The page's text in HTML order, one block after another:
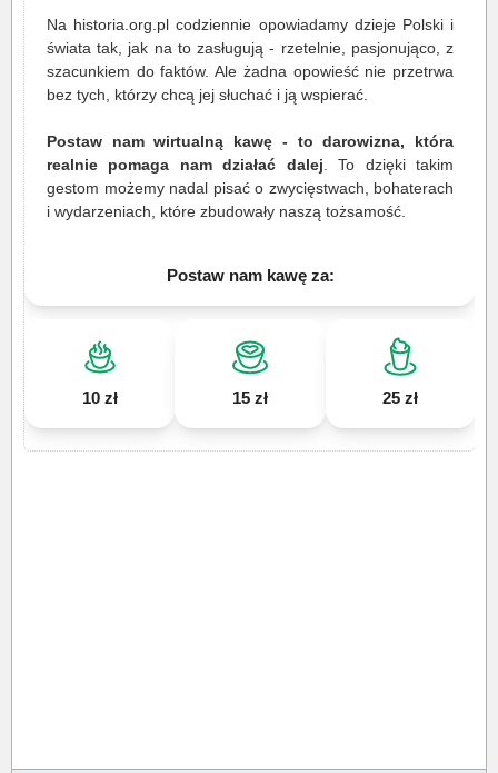
Na historia.org.pl codziennie opowiadamy dzieje Polski i
świata tak, jak na to zasługują - rzetelnie, pasjonująco, z
szacunkiem do faktów. Ale żadna opowieść nie przetrwa
bez tych, którzy chcą jej słuchać i ją wspierać.
Postaw nam wirtualną kawę - to darowizna, która
realnie pomaga nam działać dalej . To dzięki takim
gestom możemy nadal pisać o zwycięstwach, bohaterach
i wydarzeniach, które zbudowały naszą tożsamość.
Postaw nam kawę za:
10 zł 15 zł 25 zł